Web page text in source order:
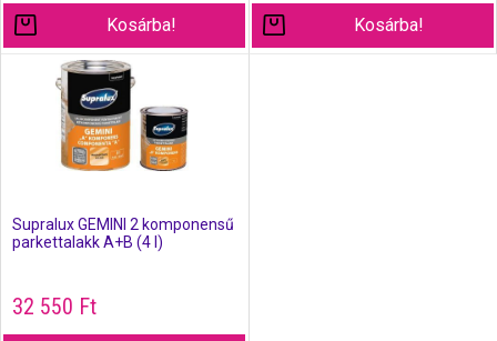
Kosárba! Kosárba!
Supralux GEMINI 2 komponensű
parkettalakk A+B (4 l)
32 550 Ft